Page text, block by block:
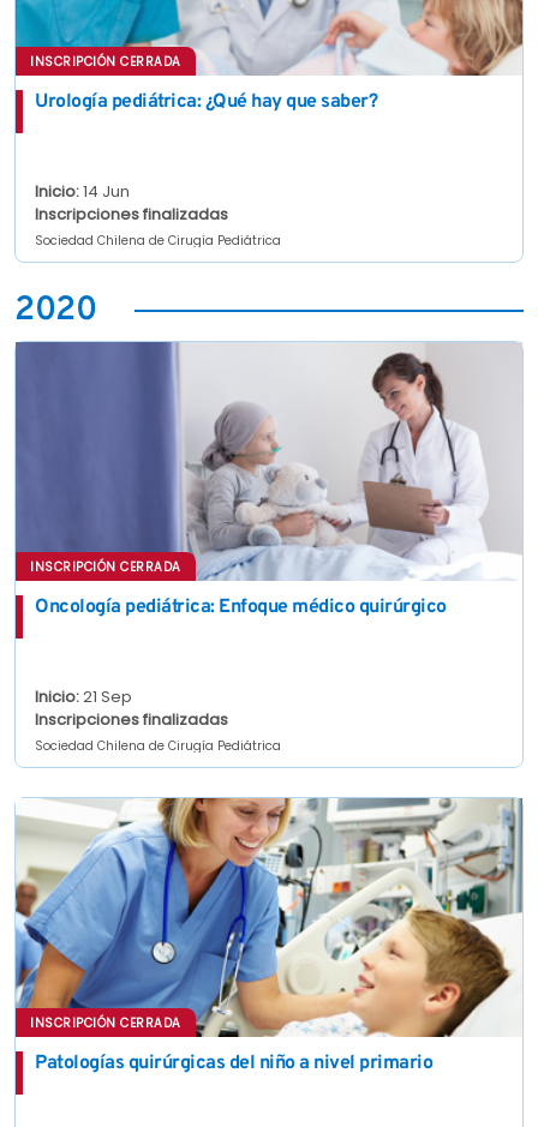
INSCRIPCIÓN CERRADA
Urología pediátrica: ¿Qué hay que saber?
Inicio:14 Jun
Inscripciones finalizadas
Sociedad Chilena de Cirugía Pediátrica
2020
INSCRIPCIÓN CERRADA
Oncología pediátrica: Enfoque médico quirúrgico
Inicio:21 Sep
Inscripciones finalizadas
Sociedad Chilena de Cirugía Pediátrica
INSCRIPCIÓN CERRADA
Patologías quirúrgicas del niño a nivel primario